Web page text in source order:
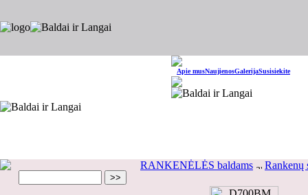
Apie musNaujienosGalerijaSusisiekite
RANKENĖLĖS baldams Rankenų